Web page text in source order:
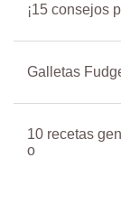
¡15 consejos
Galletas
10 recetas
o